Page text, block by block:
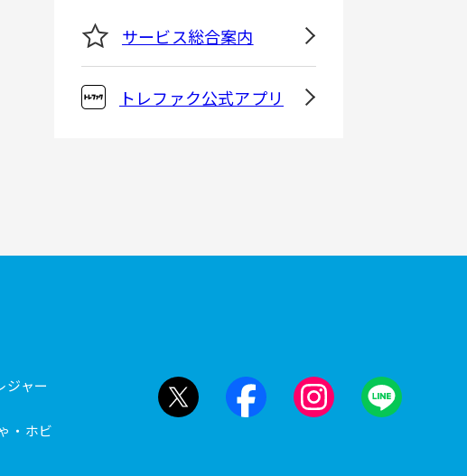
サービス総合案内
トレファク公式アプリ
ジャー
・ホビ